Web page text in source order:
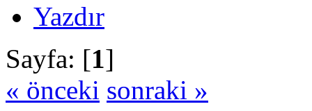
Yazdır
Sayfa: [1]
« önceki sonraki »